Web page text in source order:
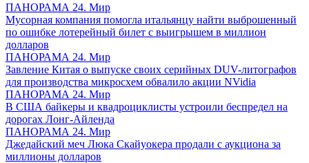
ПАНОРАМА 24. Мир
Мусорная компания помогла итальянцу найти выброшенный
по ошибке лотерейный билет с выигрышем в миллион
долларов
ПАНОРАМА 24. Мир
Завление Китая о выпуске своих серийных DUV-литографов
для производства микросхем обвалило акции NVidia
ПАНОРАМА 24. Мир
В США байкеры и квадроциклисты устроили беспредел на
дорогах Лонг-Айленда
ПАНОРАМА 24. Мир
Джедайский меч Люка Скайуокера продали с аукциона за
миллионы долларов